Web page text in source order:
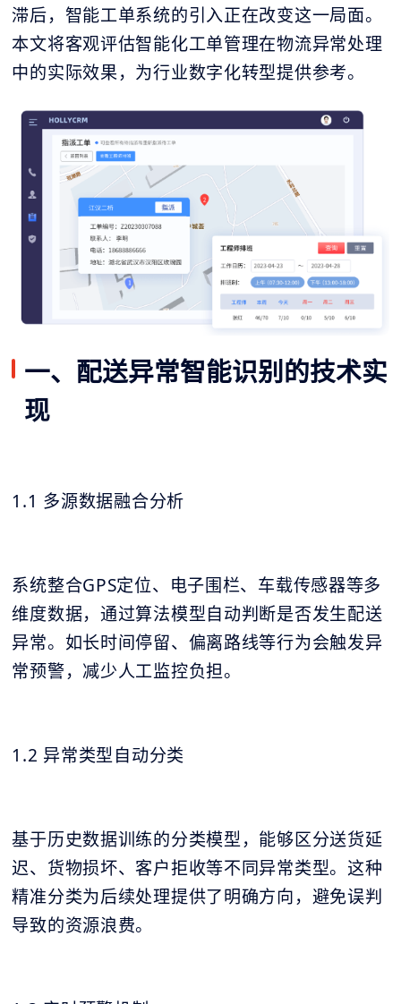
滞后，智能工单系统的引入正在改变这一局面。
本文将客观评估智能化工单管理在物流异常处理
中的实际效果，为行业数字化转型提供参考。
一、配送异常智能识别的技术实
现
1.1 多源数据融合分析
系统整合GPS定位、电子围栏、车载传感器等多
维度数据，通过算法模型自动判断是否发生配送
异常。如长时间停留、偏离路线等行为会触发异
常预警，减少人工监控负担。
1.2 异常类型自动分类
基于历史数据训练的分类模型，能够区分送货延
迟、货物损坏、客户拒收等不同异常类型。这种
精准分类为后续处理提供了明确方向，避免误判
导致的资源浪费。